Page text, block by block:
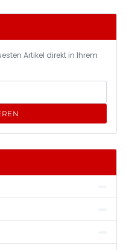
Artikel direkt in Ihrem